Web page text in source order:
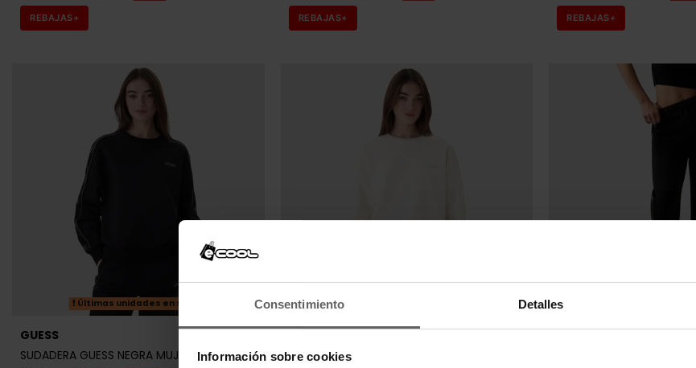
Consentimiento Detalles
Información sobre cookies
REBAJAS+ REBAJAS+ REBAJAS+
Últimas unidades en stock
GUESS
SUDADERA GUESS NEGRA MUJER
GUESS
SUDADERA GUESS BLANCA MUJER
Últimas
GUESS